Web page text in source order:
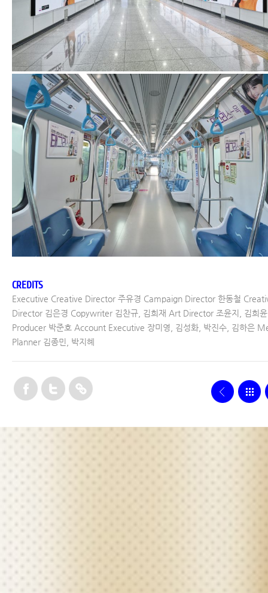
CREDITS
Executive Creative Director 주유경 Campaign Director 한동철
Director 김은경 Copywriter 김찬규, 김희재 Art Director 조윤지, 김희윤
Producer 박준호 Account Executive 장미영, 김성화, 박진수, 김하은
Planner 김종민, 박지혜